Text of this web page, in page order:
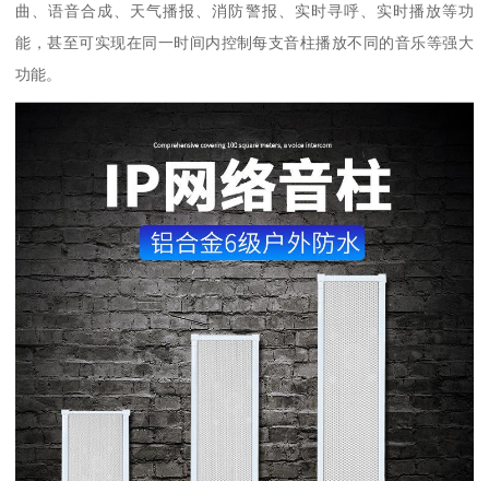
曲、语音合成、天气播报、消防警报、实时寻呼、实时播放等功
能，甚至可实现在同一时间内控制每支音柱播放不同的音乐等强大
功能。